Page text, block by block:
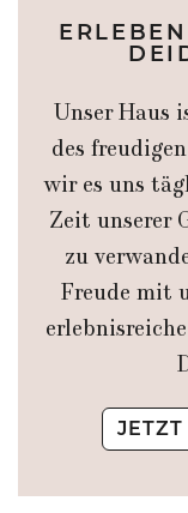
Unser Haus
des
wir es uns
Zeit unserer
zu
Freude mit